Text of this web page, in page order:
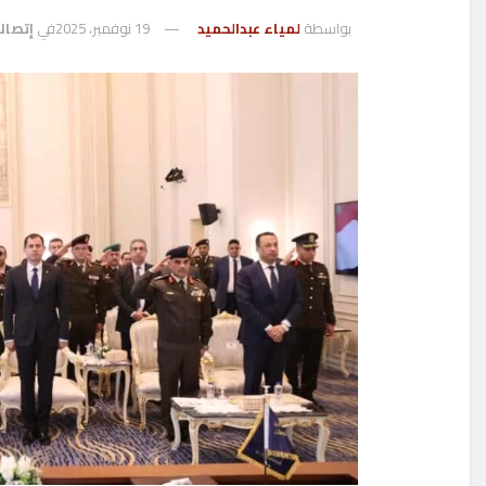
بواسطة لمياء عبدالحميد 19 نوفمبر، 2025 في